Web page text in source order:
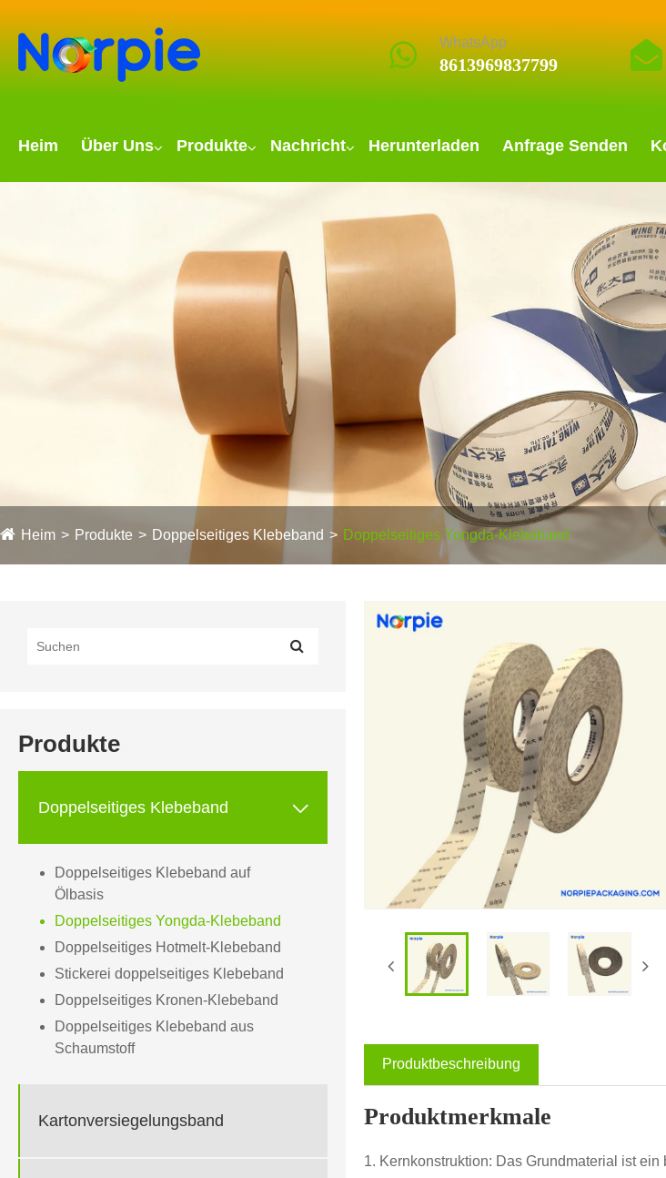
WhatsApp
8613969837799
Heim Über Uns Produkte Nachricht Herunterladen Anfrage Senden
Heim Produkte Doppelseitiges Klebeband Doppelseitiges Yongda-Klebeband
Produkte
Doppelseitiges Klebeband 
Doppelseitiges Klebeband auf
Ölbasis
Doppelseitiges Yongda-Klebeband
Doppelseitiges Hotmelt-Klebeband
Stickerei doppelseitiges Klebeband
Doppelseitiges Kronen-Klebeband
Doppelseitiges Klebeband aus
Schaumstoff
Kartonversiegelungsband
Produktbeschreibung
Produktmerkmale
1. Kernkonstruktion: Das Grundmaterial ist